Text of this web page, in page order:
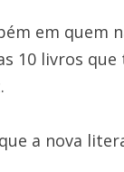
em quem
10 livros
a nova